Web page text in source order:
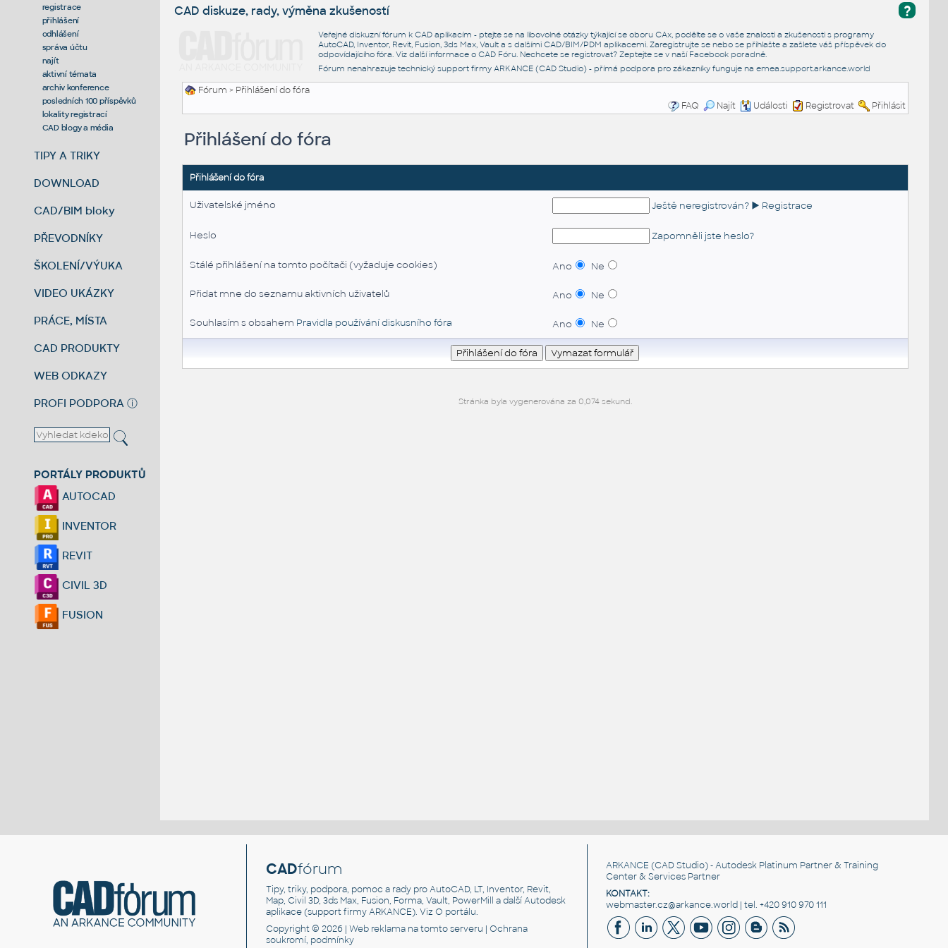
registrace
přihlášení
odhlášení
správa účtu
najít
aktivní témata
archiv konference
posledních 100 příspěvků
lokality registrací
CAD blogy a média
TIPY A TRIKY
DOWNLOAD
CAD/BIM bloky
PŘEVODNÍKY
ŠKOLENÍ/VÝUKA
VIDEO UKÁZKY
PRÁCE, MÍSTA
CAD PRODUKTY
WEB ODKAZY
PROFI PODPORA ⓘ
PORTÁLY PRODUKTŮ
AUTOCAD
INVENTOR
REVIT
CIVIL 3D
FUSION
?
CAD diskuze, rady, výměna zkušeností
Veřejné diskuzní fórum k CAD aplikacím - ptejte se na libovolné otázky týkající se oboru CAx, podělte se o vaše znalosti a zkušenosti s programy
AutoCAD, Inventor, Revit, Fusion, 3ds Max, Vault a s dalšími CAD/BIM/PDM aplikacemi. Zaregistrujte se nebo se přihlašte a zašlete váš příspěvek do
odpovídajícího fóra. Viz další informace o CAD Fóru. Nechcete se registrovat? Zeptejte se v naší Facebook poradně.
Fórum nenahrazuje technický support firmy ARKANCE (CAD Studio) - přímá podpora pro zákazníky funguje na emea.support.arkance.world
Fórum > Přihlášení do fóra
FAQ
Najít Události Registrovat Přihlásit
Přihlášení do fóra
Přihlášení do fóra
Uživatelské jméno Ještě neregistrován? ► Registrace
Heslo Zapomněli jste heslo?
Stálé přihlášení na tomto počítači (vyžaduje cookies) Ano Ne
Přidat mne do seznamu aktivních uživatelů Ano Ne
Souhlasím s obsahem Pravidla používání diskusního fóra Ano Ne
Stránka byla vygenerována za 0,074 sekund.
CADfórum
Tipy, triky, podpora, pomoc a rady pro AutoCAD, LT, Inventor, Revit,
Map, Civil 3D, 3ds Max, Fusion, Forma, Vault, PowerMill a další Autodesk
aplikace (support firmy ARKANCE). VizO portálu.
Copyright © 2026 |Web reklama na tomto serveru |Ochrana
soukromí, podmínky
ARKANCE (CAD Studio) - Autodesk Platinum Partner & Training
Center & Services Partner
KONTAKT:
webmaster.cz@arkance.world | tel. +420 910 970 111